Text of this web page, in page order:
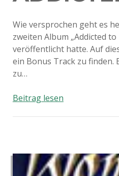
Wie versprochen geht es
zweiten Album „Addicted to
veröffentlicht hatte. Auf
ein Bonus Track zu finden.
zu…
Beitrag lesenCamen